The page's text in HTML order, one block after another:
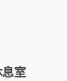
室